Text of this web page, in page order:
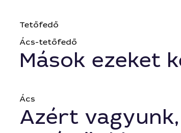
Tetőfedő
Ács-tetőfedő
Mások ezeket
Ács
Azért